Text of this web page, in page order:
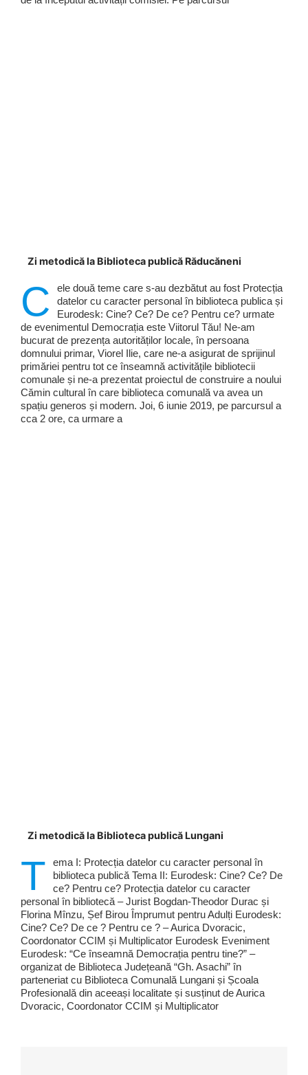
Zi metodică la Biblioteca publică Răducăneni
C
ele două teme care s-au dezbătut au fost Protecția
datelor cu caracter personal în biblioteca publica și
Eurodesk: Cine? Ce? De ce? Pentru ce? urmate
de evenimentul Democrația este Viitorul Tău! Ne-am
bucurat de prezența autorităților locale, în persoana
domnului primar, Viorel Ilie, care ne-a asigurat de sprijinul
primăriei pentru tot ce înseamnă activitățile bibliotecii
comunale și ne-a prezentat proiectul de construire a noului
Cămin cultural în care biblioteca comunală va avea un
spațiu generos și modern. Joi, 6 iunie 2019, pe parcursul a
cca 2 ore, ca urmare a
Zi metodică la Biblioteca publică Lungani
T
ema I: Protecția datelor cu caracter personal în
biblioteca publică Tema II: Eurodesk: Cine? Ce? De
ce? Pentru ce? Protecția datelor cu caracter
personal în bibliotecă – Jurist Bogdan-Theodor Durac și
Florina Mînzu, Șef Birou Împrumut pentru Adulți Eurodesk:
Cine? Ce? De ce ? Pentru ce ? – Aurica Dvoracic,
Coordonator CCIM și Multiplicator Eurodesk Eveniment
Eurodesk: “Ce înseamnă Democrația pentru tine?” –
organizat de Biblioteca Județeană “Gh. Asachi” în
parteneriat cu Biblioteca Comunală Lungani și Școala
Profesională din aceeași localitate și susținut de Aurica
Dvoracic, Coordonator CCIM și Multiplicator